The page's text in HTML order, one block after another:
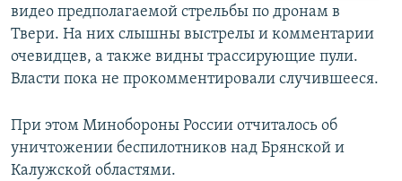
видео предполагаемой стрельбы по дронам в
Твери. На них слышны выстрелы и комментарии
очевидцев, а также видны трассирующие пули.
Власти пока не прокомментировали случившееся.
При этом Минобороны России отчиталось об
уничтожении беспилотников над Брянской и
Калужской областями.